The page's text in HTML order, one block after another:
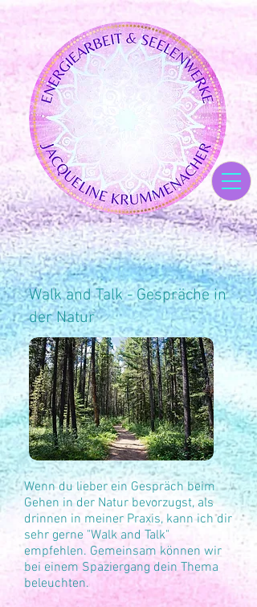
Walk and Talk - Gespräche in
der Natur
​Wenn du lieber ein Gespräch beim
Gehen in der Natur bevorzugst, als
drinnen in meiner Praxis, kann ich dir
sehr gerne "Walk and Talk"
empfehlen. Gemeinsam können wir
bei einem Spaziergang dein Thema
beleuchten. ​​